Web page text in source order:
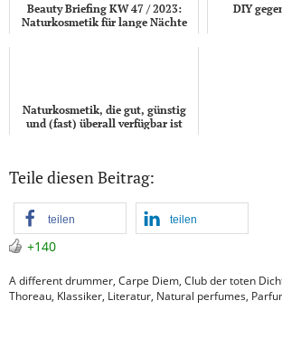
Beauty Briefing KW 47 / 2023:
Naturkosmetik für lange Nächte
DIY
Naturkosmetik, die gut, günstig
und (fast) überall verfügbar ist
Teile diesen Beitrag:
teilen teilen
+140
A different drummer, Carpe Diem, Club der toten
Thoreau, Klassiker, Literatur, Natural perfumes,